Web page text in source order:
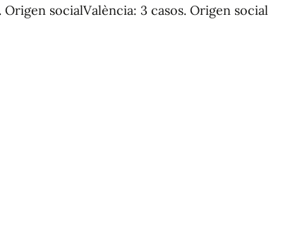
Origen socialValència: 3 casos. Origen social